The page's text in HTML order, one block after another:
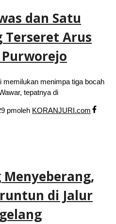
dan Satu
Terseret Arus
menimpa tiga bocah
tepatnya di
pmoleh KORANJURI.com
di Jalur